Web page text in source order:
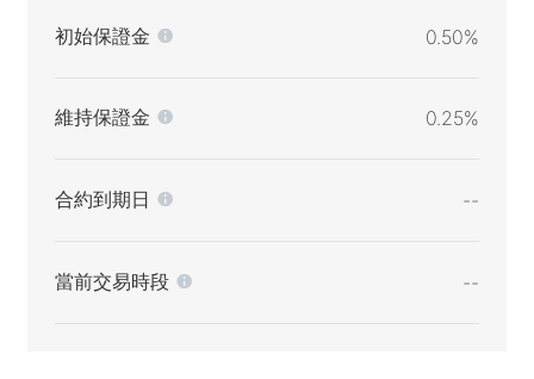
初始保證金 0.50%
維持保證金 0.25%
合約到期日 --
當前交易時段 --